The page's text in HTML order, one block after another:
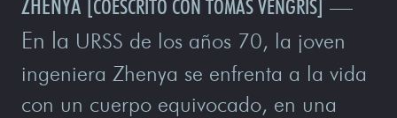
ZHENYA [COESCRITO CON TOMAS VENGRIS] —
En la URSS de los años 70, la joven
ingeniera Zhenya se enfrenta a la vida
con un cuerpo equivocado, en una